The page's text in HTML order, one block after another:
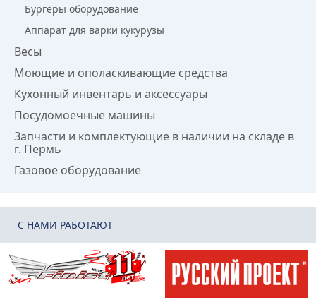
Бургеры оборудование
Аппарат для варки кукурузы
Весы
Моющие и ополаскивающие средства
Кухонный инвентарь и аксессуары
Посудомоечные машины
Запчасти и комплектующие в наличии на складе в
г. Пермь
Газовое оборудование
C НАМИ РАБОТАЮТ